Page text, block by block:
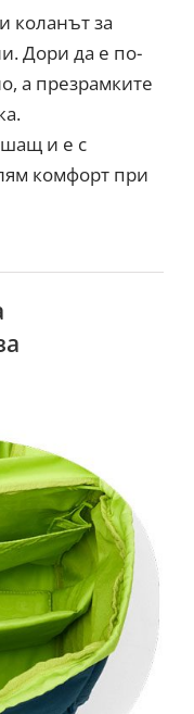
коланът за
Дори да е по-
а презрамките
и е с
комфорт при